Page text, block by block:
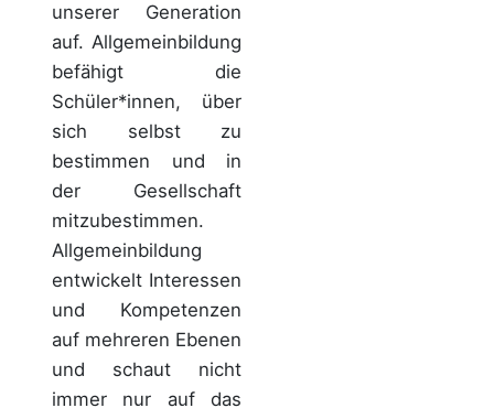
unserer Generation
auf. Allgemeinbildung
befähigt die
Schüler*innen, über
sich selbst zu
bestimmen und in
der Gesellschaft
mitzubestimmen.
Allgemeinbildung
entwickelt Interessen
und Kompetenzen
auf mehreren Ebenen
und schaut nicht
immer nur auf das